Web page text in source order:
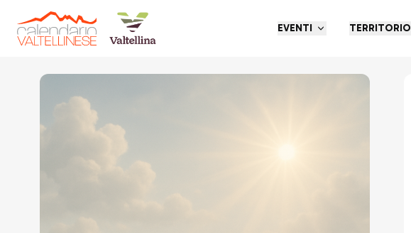
EVENTI TERRITORIO
Torna indietro